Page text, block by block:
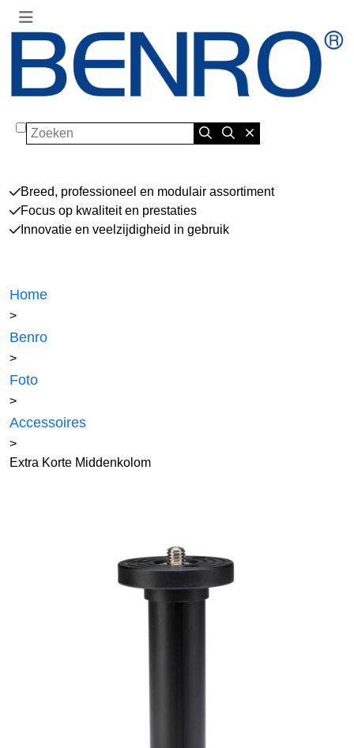
Zoeken
Breed, professioneel en modulair assortiment
Focus op kwaliteit en prestaties
Innovatie en veelzijdigheid in gebruik
Home
>
Benro
>
Foto
>
Accessoires
>
Extra Korte Middenkolom